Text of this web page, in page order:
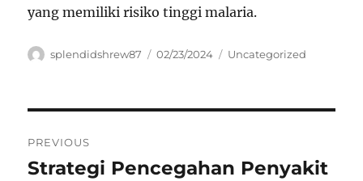
yang memiliki risiko tinggi malaria.
Author
splendidshrew87
Posted
02/23/2024 Categories
Uncategorized
pos
PREVIOUS
Previous
Strategi Pencegahan Penyakit